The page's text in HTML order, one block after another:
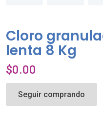
Cloro
lenta 8 Kg
$0.00
Seguir comprando